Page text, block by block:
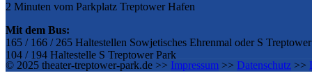
2 Minuten vom Parkplatz Treptower Hafen
Mit dem Bus:
165 / 166 / 265 Haltestellen Sowjetisches Ehrenmal oder S
104 / 194 Haltestelle S Treptower Park
© 2025 theater-treptower-park.de >> Impressum >> Datenschutz >>